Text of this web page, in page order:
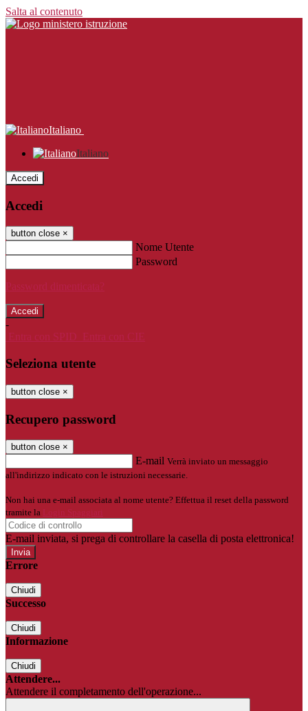
Salta al contenuto
Italiano
Italiano
Accedi
Accedi
button close ×
Nome Utente
Password
Password dimenticata?
-
Entra con SPID
Entra con CIE
Seleziona utente
button close ×
Recupero password
button close ×
E-mail Verrà inviato un messaggio
all'indirizzo indicato con le istruzioni necessarie.
Non hai una e-mail associata al nome utente? Effettua il reset della password
tramite la
Login Spaggiari
E-mail inviata, si prega di controllare la casella di posta elettronica!
Errore
Chiudi
Successo
Chiudi
Informazione
Chiudi
Attendere...
Attendere il completamento dell'operazione...